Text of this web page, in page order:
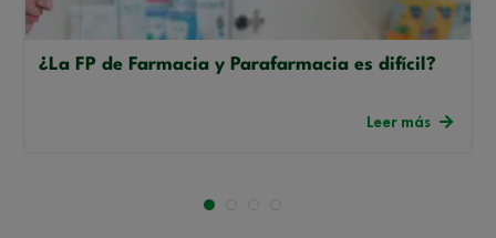
¿La FP de Farmacia y Parafarmacia es difícil?
Leer más